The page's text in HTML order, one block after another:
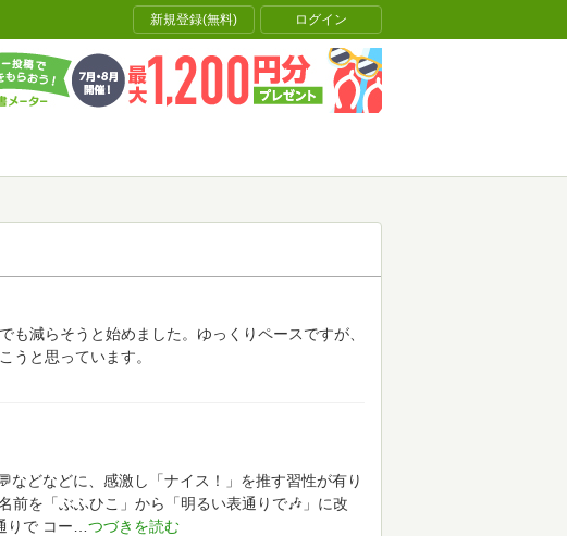
新規登録(無料) ログイン
も減らそうと始めました。ゆっくりペースですが、
うと思っています。
などなどに、感激し「ナイス！」を推す習性が有り
前を「ぶふひこ」から「明るい表通りで🎶」に改
りで コー​